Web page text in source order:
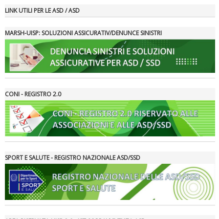
Tiziano Pesce a Radio InBlu2000 traccia il bilancio della stagione
Ddl Lobby, Uisp: “Il Parlamento valorizzi le nostre specificità"
LINK UTILI PER LE ASD / ASD
MARSH-UISP: SOLUZIONI ASSICURATIV/DENUNCE SINISTRI
CONI - REGISTRO 2.0
SPORT E SALUTE - REGISTRO NAZIONALE ASD/SSD